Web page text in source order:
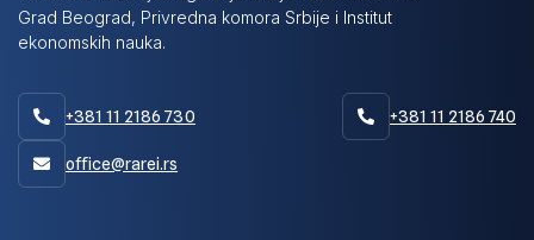
Grad Beograd, Privredna komora Srbije i Institut
ekonomskih nauka.
 +381 11 2186 730  +381 11 2186 740
 office@rarei.rs